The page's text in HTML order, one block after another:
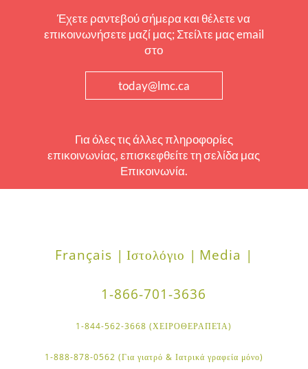
Έχετε ραντεβού σήμερα και θέλετε να
επικοινωνήσετε μαζί μας; Στείλτε μας email
στο
today@lmc.ca
Για όλες τις άλλες πληροφορίες
επικοινωνίας, επισκεφθείτε τη σελίδα μας
Επικοινωνία.
Français | Ιστολόγιο | Media |
1-866-701-3636
1-844-562-3668 (ΧΕΙΡΟΘΕΡΑΠΕΊΑ)
1-888-878-0562 (Για γιατρό & Ιατρικά γραφεία μόνο)